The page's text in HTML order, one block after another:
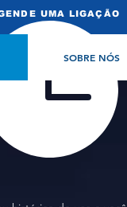
UMA LIGAÇÃO
SOBRE NÓS